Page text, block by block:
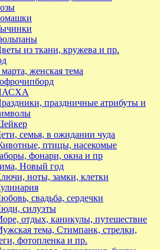
из ткани, кружева и пр.
марта, женская тема
праздничные атрибуты и
семья, в ожидании чуда
птицы, насекомые
фонари, окна и пр
Новый год
ноты, замки, клетки
свадьба, сердечки
силуэты
отдых, каникулы, путешествие
тема, Стимпанк, стрелки,
фотопленка и пр.